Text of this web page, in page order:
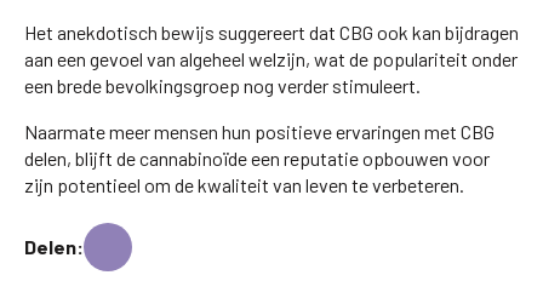
Het anekdotisch bewijs suggereert dat CBG ook kan bijdragen
aan een gevoel van algeheel welzijn, wat de populariteit onder
een brede bevolkingsgroep nog verder stimuleert.
Naarmate meer mensen hun positieve ervaringen met CBG
delen, blijft de cannabinoïde een reputatie opbouwen voor
zijn potentieel om de kwaliteit van leven te verbeteren.
Delen: